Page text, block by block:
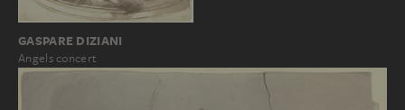
GASPARE DIZIANI
Angels concert